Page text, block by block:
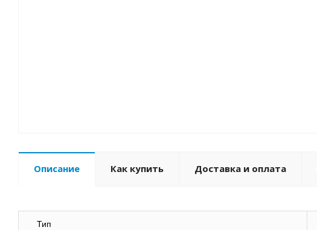
Описание Как купить Доставка и оплата
Тип